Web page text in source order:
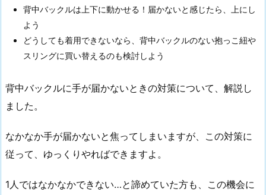
背中バックルは上下に動かせる！届かないと感じたら、上にし
よう
どうしても着用できないなら、背中バックルのない抱っこ紐や
スリングに買い替えるのも検討しよう
背中バックルに手が届かないときの対策について、解説し
ました。
なかなか手が届かないと焦ってしまいますが、この対策に
従って、ゆっくりやればできますよ。
1人ではなかなかできない…と諦めていた方も、この機会に